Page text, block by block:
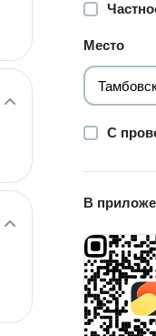
Место
С
В